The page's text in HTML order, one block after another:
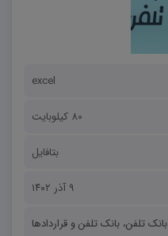
excel
80 کیلوبایت
بتافایل
۹ آذر ۱۴۰۲
بانک تلفن، بانک تلفن و قراردادها